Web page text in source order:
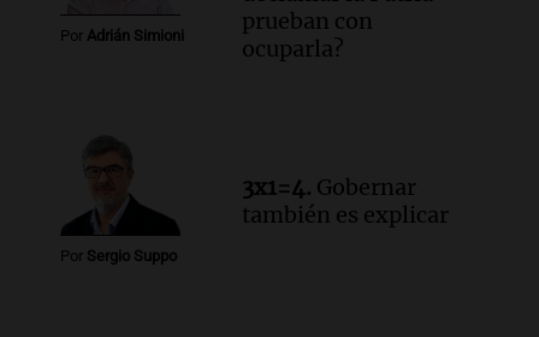
la ley de Propiedad Privada debatida en
el Senado.
Audio.
por la Ley de Tierras: "Construyeron un
relato mentiroso"
Informados al regreso
Episodios
Por Adrián Simioni
prueban con
ocuparla?
Por Sergio Suppo
3x1=4. Gobernar
también es explicar